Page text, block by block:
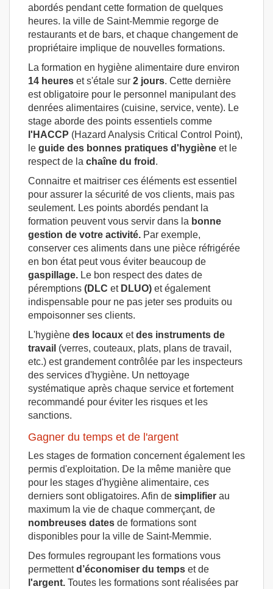
abordés pendant cette formation de quelques
heures. la ville de Saint-Memmie regorge de
restaurants et de bars, et chaque changement de
propriétaire implique de nouvelles formations.
La formation en hygiène alimentaire dure environ
14 heures et s'étale sur 2 jours. Cette dernière
est obligatoire pour le personnel manipulant des
denrées alimentaires (cuisine, service, vente). Le
stage aborde des points essentiels comme
l'HACCP (Hazard Analysis Critical Control Point),
le guide des bonnes pratiques d'hygiène et le
respect de la chaîne du froid .
Connaitre et maitriser ces éléments est essentiel
pour assurer la sécurité de vos clients, mais pas
seulement. Les points abordés pendant la
formation peuvent vous servir dans la bonne
gestion de votre activité. Par exemple,
conserver ces aliments dans une pièce réfrigérée
en bon état peut vous éviter beaucoup de
gaspillage. Le bon respect des dates de
péremptions (DLC et DLUO) et également
indispensable pour ne pas jeter ses produits ou
empoisonner ses clients.
L'hygiène des locaux etdes instruments de
travail (verres, couteaux, plats, plans de travail,
etc.) est grandement contrôlée par les inspecteurs
des services d'hygiène. Un nettoyage
systématique après chaque service et fortement
recommandé pour éviter les risques et les
sanctions.
Gagner du temps et de l'argent
Les stages de formation concernent également les
permis d'exploitation. De la même manière que
pour les stages d'hygiène alimentaire, ces
derniers sont obligatoires. Afin de simplifier au
maximum la vie de chaque commerçant, de
nombreuses dates de formations sont
disponibles pour la ville de Saint-Memmie.
Des formules regroupant les formations vous
permettentd’économiser du temps et de
l'argent. Toutes les formations sont réalisées par